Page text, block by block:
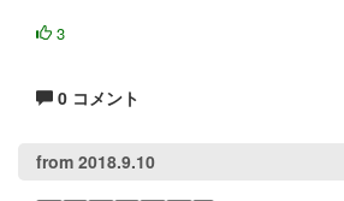
3
0 コメント
from 2018.9.10